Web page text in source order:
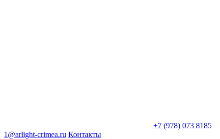
+7 (978) 073 8185
1@arlight-crimea.ru Контакты